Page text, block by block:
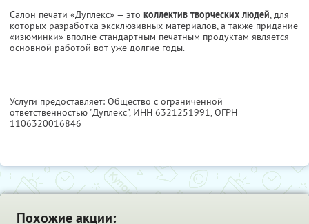
Салон печати «Дуплекс» — это коллектив творческих людей, для
которых разработка эксклюзивных материалов, а также придание
«изюминки» вполне стандартным печатным продуктам является
основной работой вот уже долгие годы.
Услуги предоставляет: Общество с ограниченной
ответственностью "Дуплекс", ИНН 6321251991, ОГРН
1106320016846
Похожие акции: